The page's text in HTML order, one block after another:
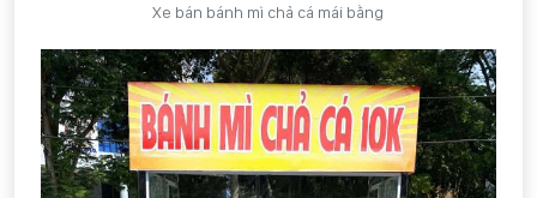
Xe bán bánh mì chả cá mái bằng